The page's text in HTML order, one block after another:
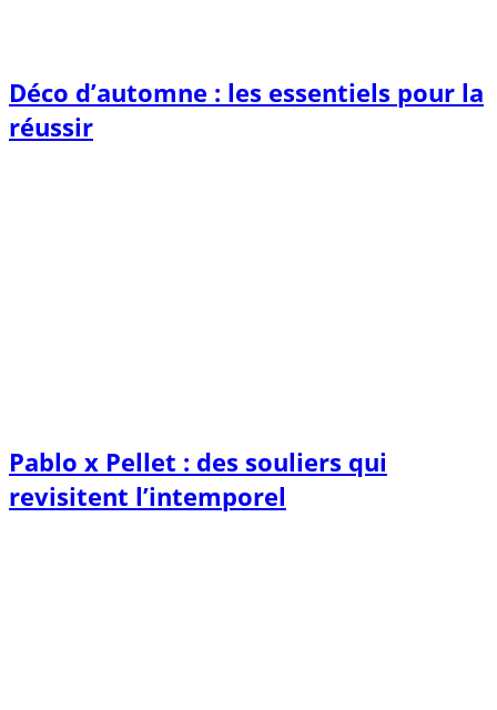
Déco d’automne : les essentiels pour la
réussir
Pablo x Pellet : des souliers qui
revisitent l’intemporel